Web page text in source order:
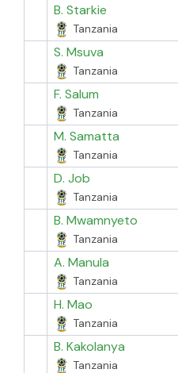
B. Starkie
Tanzania
S. Msuva
Tanzania
F. Salum
Tanzania
M. Samatta
Tanzania
D. Job
Tanzania
B. Mwamnyeto
Tanzania
A. Manula
Tanzania
H. Mao
Tanzania
B. Kakolanya
Tanzania